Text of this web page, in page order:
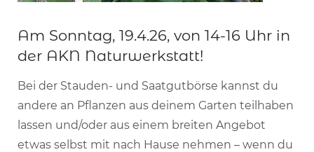
Am Sonntag, 19.4.26, von 14-16 Uhr in
der AKN Naturwerkstatt!
Bei der Stauden- und Saatgutbörse kannst du
andere an Pflanzen aus deinem Garten teilhaben
lassen und/oder aus einem breiten Angebot
etwas selbst mit nach Hause nehmen – wenn du